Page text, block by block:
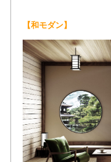
【和モダン】